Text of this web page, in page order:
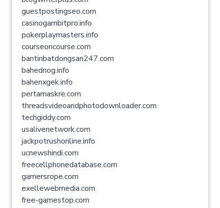
guestpostingseo.com
casinogambitpro.info
pokerplaymasters.info
courseoncourse.com
bantinbatdongsan247.com
bahednog.info
bahenxgek.info
pertamaskre.com
threadsvideoandphotodownloader.com
techgiddy.com
usalivenetwork.com
jackpotrushonline.info
ucnewshindi.com
freecellphonedatabase.com
gamersrope.com
exellewebmedia.com
free-gamestop.com